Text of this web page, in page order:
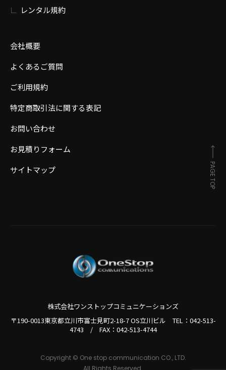
レンタル規約
会社概要
よくあるご質問
ご利用規約
特定商取引法に関する表記
お問い合わせ
お見積りフォーム
サイトマップ
株式会社ワンストップコミュニケーションズ
〒190-0013東京都立川市富士見町2-18-7 OS立川ビル TEL： 042-513-
4743 / FAX：042-513-4744
Copyright © One stop communication CO., LTD.
PAGE TOP